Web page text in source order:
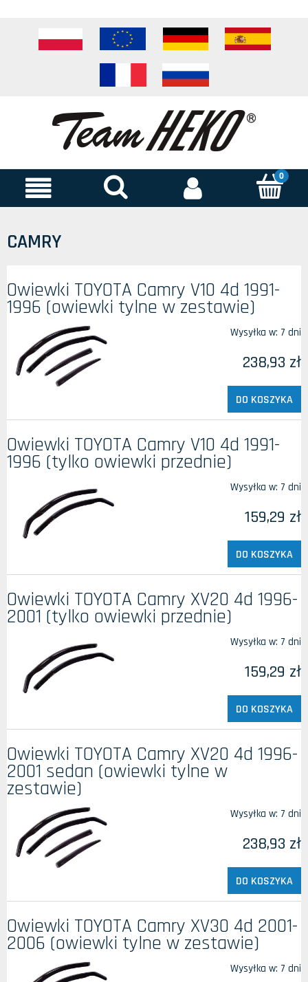
CAMRY
Owiewki TOYOTA Camry V10 4d 1991-
1996 (owiewki tylne w zestawie)
Wysyłka w: 7 dni
238,93 zł
DO KOSZYKA
Owiewki TOYOTA Camry V10 4d 1991-
1996 (tylko owiewki przednie)
Wysyłka w: 7 dni
159,29 zł
DO KOSZYKA
Owiewki TOYOTA Camry XV20 4d 1996-
2001 (tylko owiewki przednie)
Wysyłka w: 7 dni
159,29 zł
DO KOSZYKA
Owiewki TOYOTA Camry XV20 4d 1996-
2001 sedan (owiewki tylne w
zestawie)
Wysyłka w: 7 dni
238,93 zł
DO KOSZYKA
Owiewki TOYOTA Camry XV30 4d 2001-
2006 (owiewki tylne w zestawie)
Wysyłka w: 7 dni